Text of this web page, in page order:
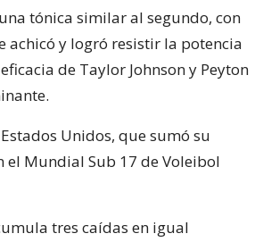
tónica similar al segundo, con
achicó y logró resistir la potencia
de Taylor Johnson y Peyton
Unidos, que sumó su
el Mundial Sub 17 de Voleibol
tres caídas en igual